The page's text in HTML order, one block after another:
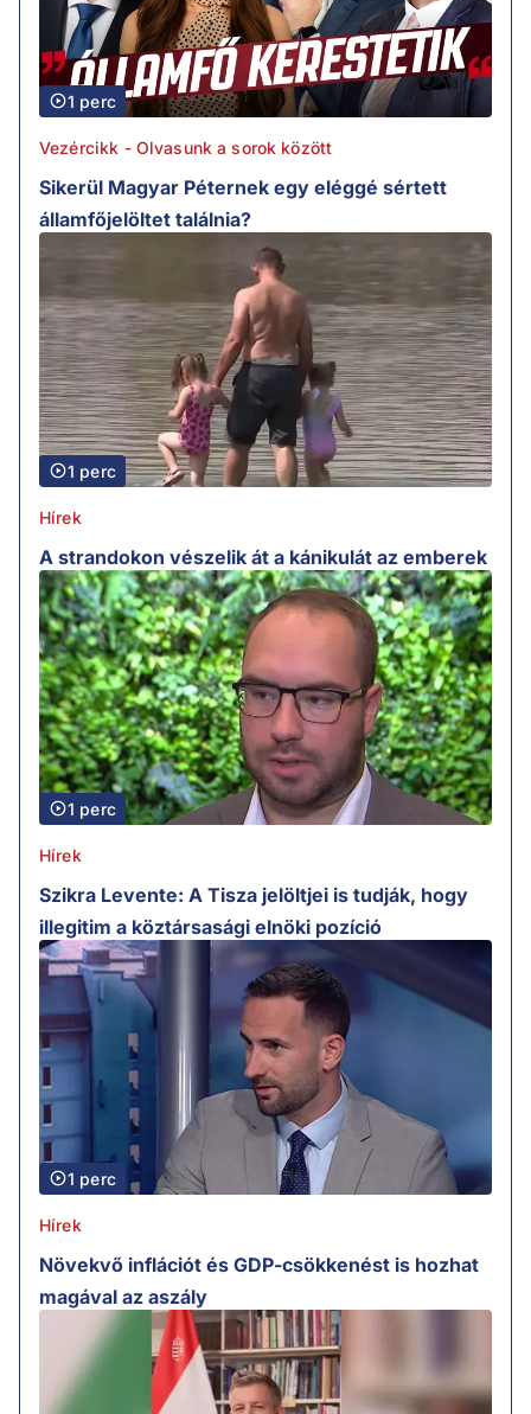
1 perc
Vezércikk - Olvasunk a sorok között
Sikerül Magyar Péternek egy eléggé sértett
államfőjelöltet találnia?
1 perc
Hírek
A strandokon vészelik át a kánikulát az emberek
1 perc
Hírek
Szikra Levente: A Tisza jelöltjei is tudják, hogy
illegitim a köztársasági elnöki pozíció
1 perc
Hírek
Növekvő inflációt és GDP-csökkenést is hozhat
magával az aszály